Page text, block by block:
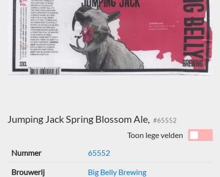
Jumping Jack Spring Blossom Ale, #65552
Toon lege velden
Nummer
65552
Brouwerij Big Belly Brewing